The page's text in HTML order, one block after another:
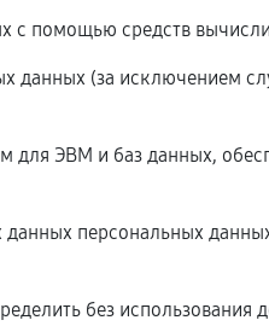
с помощью средств
данных (за исключением
для ЭВМ и баз данных,
персональных
без